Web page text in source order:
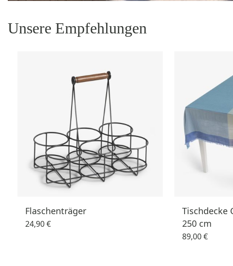
Unsere Empfehlungen
Flaschenträger
24,90 €
Tischdecke
250 cm
89,00 €